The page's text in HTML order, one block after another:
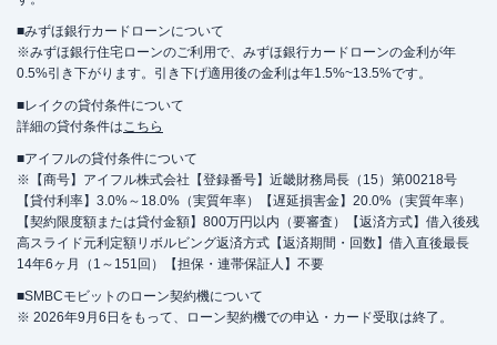
■みずほ銀行カードローンについて
※みずほ銀行住宅ローンのご利用で、みずほ銀行カードローンの金利が年
0.5%引き下がります。引き下げ適用後の金利は年1.5%~13.5%です。
■レイクの貸付条件について
詳細の貸付条件はこちら
■アイフルの貸付条件について
※【商号】アイフル株式会社【登録番号】近畿財務局長（15）第00218号
【貸付利率】3.0%～18.0%（実質年率）【遅延損害金】20.0%（実質年率）
【契約限度額または貸付金額】800万円以内（要審査）【返済方式】借入後残
高スライド元利定額リボルビング返済方式【返済期間・回数】借入直後最長
14年6ヶ月（1～151回）【担保・連帯保証人】不要
■SMBCモビットのローン契約機について
※ 2026年9月6日をもって、ローン契約機での申込・カード受取は終了。